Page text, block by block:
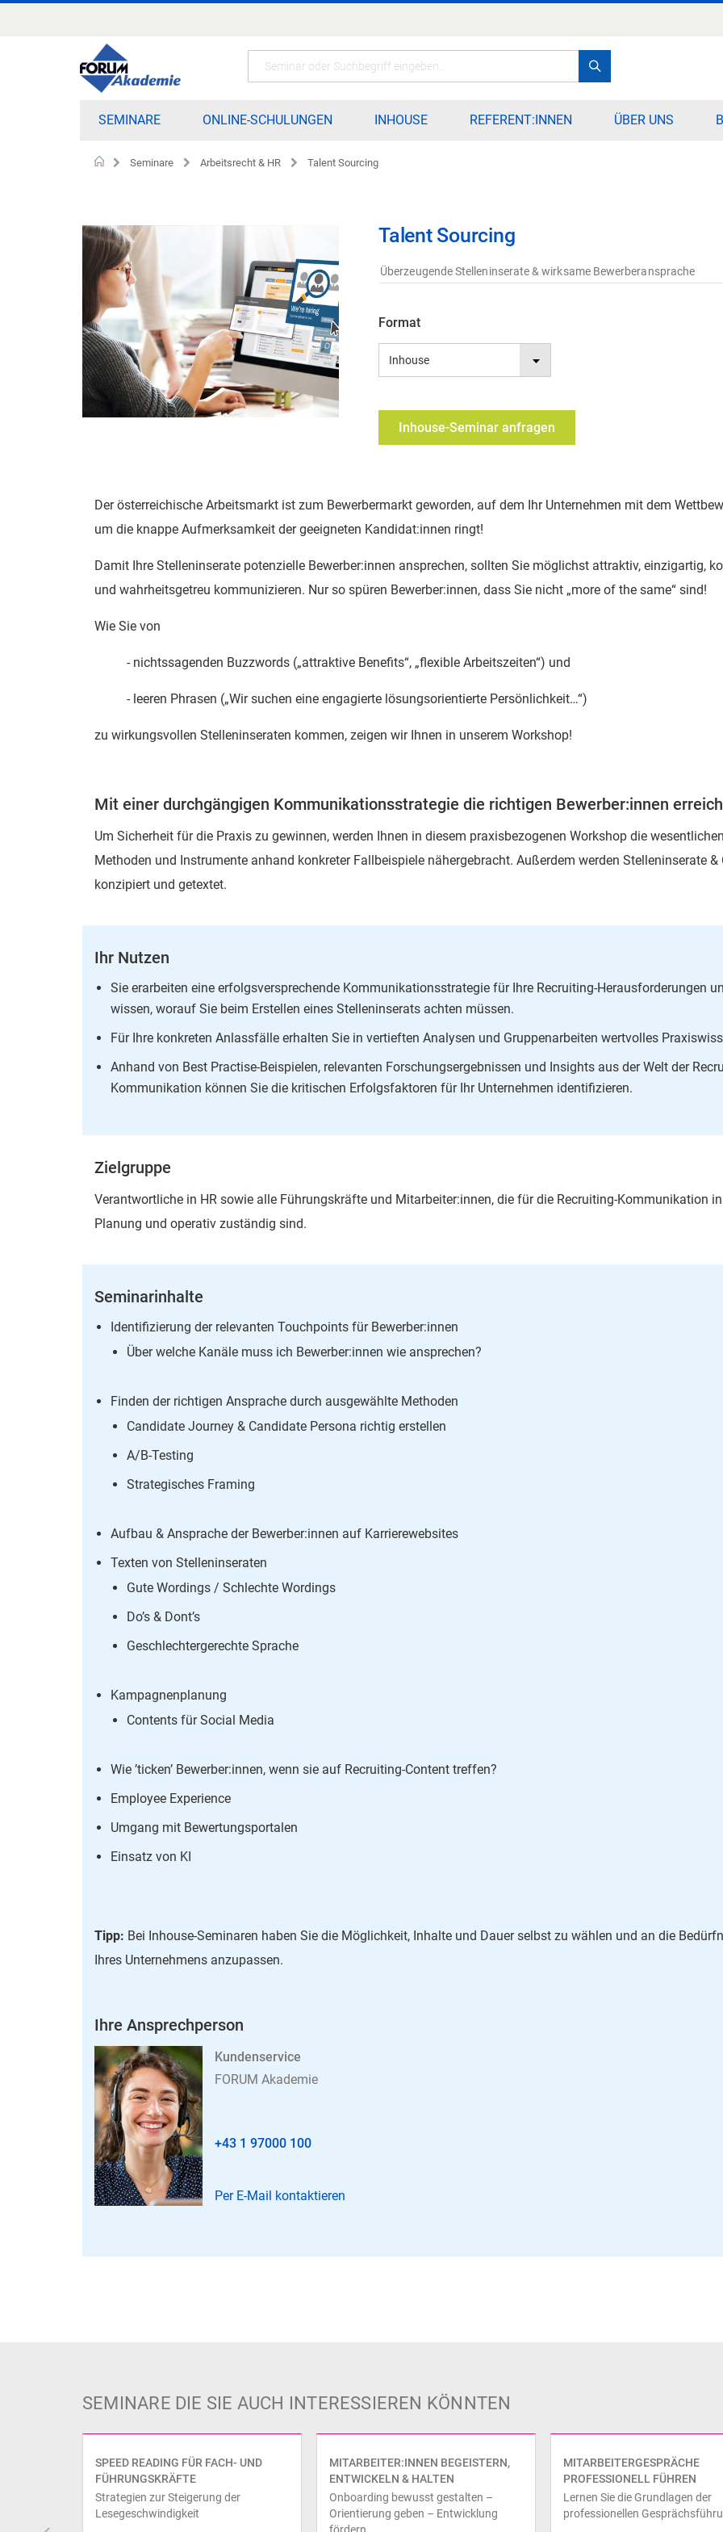
springen
SEMINARE ONLINE-SCHULUNGEN INHOUSE REFERENT:INNEN ÜBER UNS
Seminare Arbeitsrecht & HR Talent Sourcing
Zum
Ende
der
Bildgalerie
springen
Bildgalerie
springen
Talent Sourcing
Überzeugende Stelleninserate & wirksame Bewerberansprache
Format
Inhouse-Seminar anfragen
Der österreichische Arbeitsmarkt ist zum Bewerbermarkt geworden, auf dem Ihr Unternehmen mit dem
um die knappe Aufmerksamkeit der geeigneten Kandidat:innen ringt!
Damit Ihre Stelleninserate potenzielle Bewerber:innen ansprechen, sollten Sie möglichst attraktiv, einzigartig,
und wahrheitsgetreu kommunizieren. Nur so spüren Bewerber:innen, dass Sie nicht „more of the same“ sind!
Wie Sie von
- nichtssagenden Buzzwords („attraktive Benefits“, „flexible Arbeitszeiten“) und
- leeren Phrasen („Wir suchen eine engagierte lösungsorientierte Persönlichkeit…“)
zu wirkungsvollen Stelleninseraten kommen, zeigen wir Ihnen in unserem Workshop!
Mit einer durchgängigen Kommunikationsstrategie die richtigen Bewerber:innen
Um Sicherheit für die Praxis zu gewinnen, werden Ihnen in diesem praxisbezogenen Workshop die
Methoden und Instrumente anhand konkreter Fallbeispiele nähergebracht. Außerdem werden Stelleninserate &
konzipiert und getextet.
Ihr Nutzen
Sie erarbeiten eine erfolgsversprechende Kommunikationsstrategie für Ihre Recruiting-Herausforderungen
wissen, worauf Sie beim Erstellen eines Stelleninserats achten müssen.
Für Ihre konkreten Anlassfälle erhalten Sie in vertieften Analysen und Gruppenarbeiten wertvolles
Anhand von Best Practise-Beispielen, relevanten Forschungsergebnissen und Insights aus der Welt der
Kommunikation können Sie die kritischen Erfolgsfaktoren für Ihr Unternehmen identifizieren.
Zielgruppe
Verantwortliche in HR sowie alle Führungskräfte und Mitarbeiter:innen, die für die Recruiting-Kommunikation
Planung und operativ zuständig sind.
Seminarinhalte
Identifizierung der relevanten Touchpoints für Bewerber:innen
Über welche Kanäle muss ich Bewerber:innen wie ansprechen?
Finden der richtigen Ansprache durch ausgewählte Methoden
Candidate Journey & Candidate Persona richtig erstellen
A/B-Testing
Strategisches Framing
Aufbau & Ansprache der Bewerber:innen auf Karrierewebsites
Texten von Stelleninseraten
Gute Wordings / Schlechte Wordings
Do’s & Dont’s
Geschlechtergerechte Sprache
Kampagnenplanung
Contents für Social Media
Wie ’ticken’ Bewerber:innen, wenn sie auf Recruiting-Content treffen?
Employee Experience
Umgang mit Bewertungsportalen
Einsatz von KI
Tipp: Bei Inhouse-Seminaren haben Sie die Möglichkeit, Inhalte und Dauer selbst zu wählen und an die
Ihres Unternehmens anzupassen.
Ihre Ansprechperson
Kundenservice
FORUM Akademie
+43 1 97000 100
Per E-Mail kontaktieren
SEMINARE DIE SIE AUCH INTERESSIEREN KÖNNTEN
SPEED READING FÜR FACH- UND
FÜHRUNGSKRÄFTE
Strategien zur Steigerung der
Lesegeschwindigkeit
MITARBEITER:INNEN BEGEISTERN,
ENTWICKELN & HALTEN
Onboarding bewusst gestalten –
Orientierung geben – Entwicklung
fördern
MITARBEITERGESPRÄCHE
PROFESSIONELL FÜHREN
Lernen Sie die Grundlagen der
professionellen